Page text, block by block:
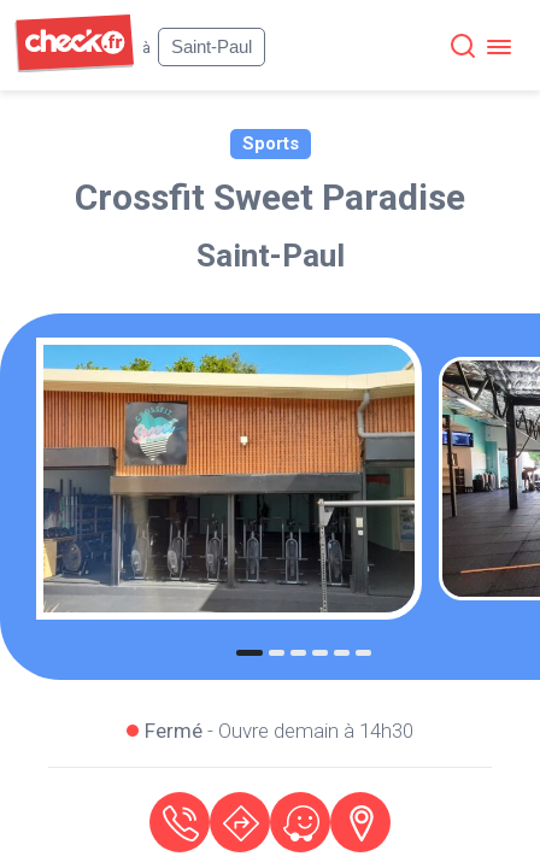
à
Saint-Paul
Sports
Crossfit Sweet Paradise
Saint-Paul
Fermé - Ouvre demain à 14h30